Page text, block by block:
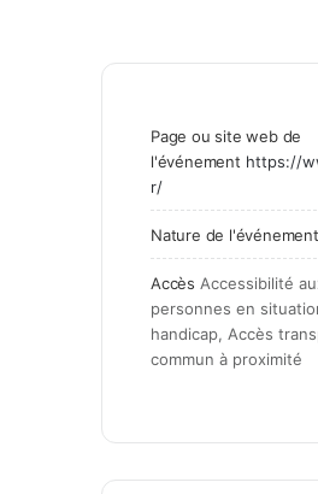
Page ou site web de
l'événement https://
r/
Nature de l'événement
Accès Accessibilité
personnes en
handicap, Accès
commun à proximité